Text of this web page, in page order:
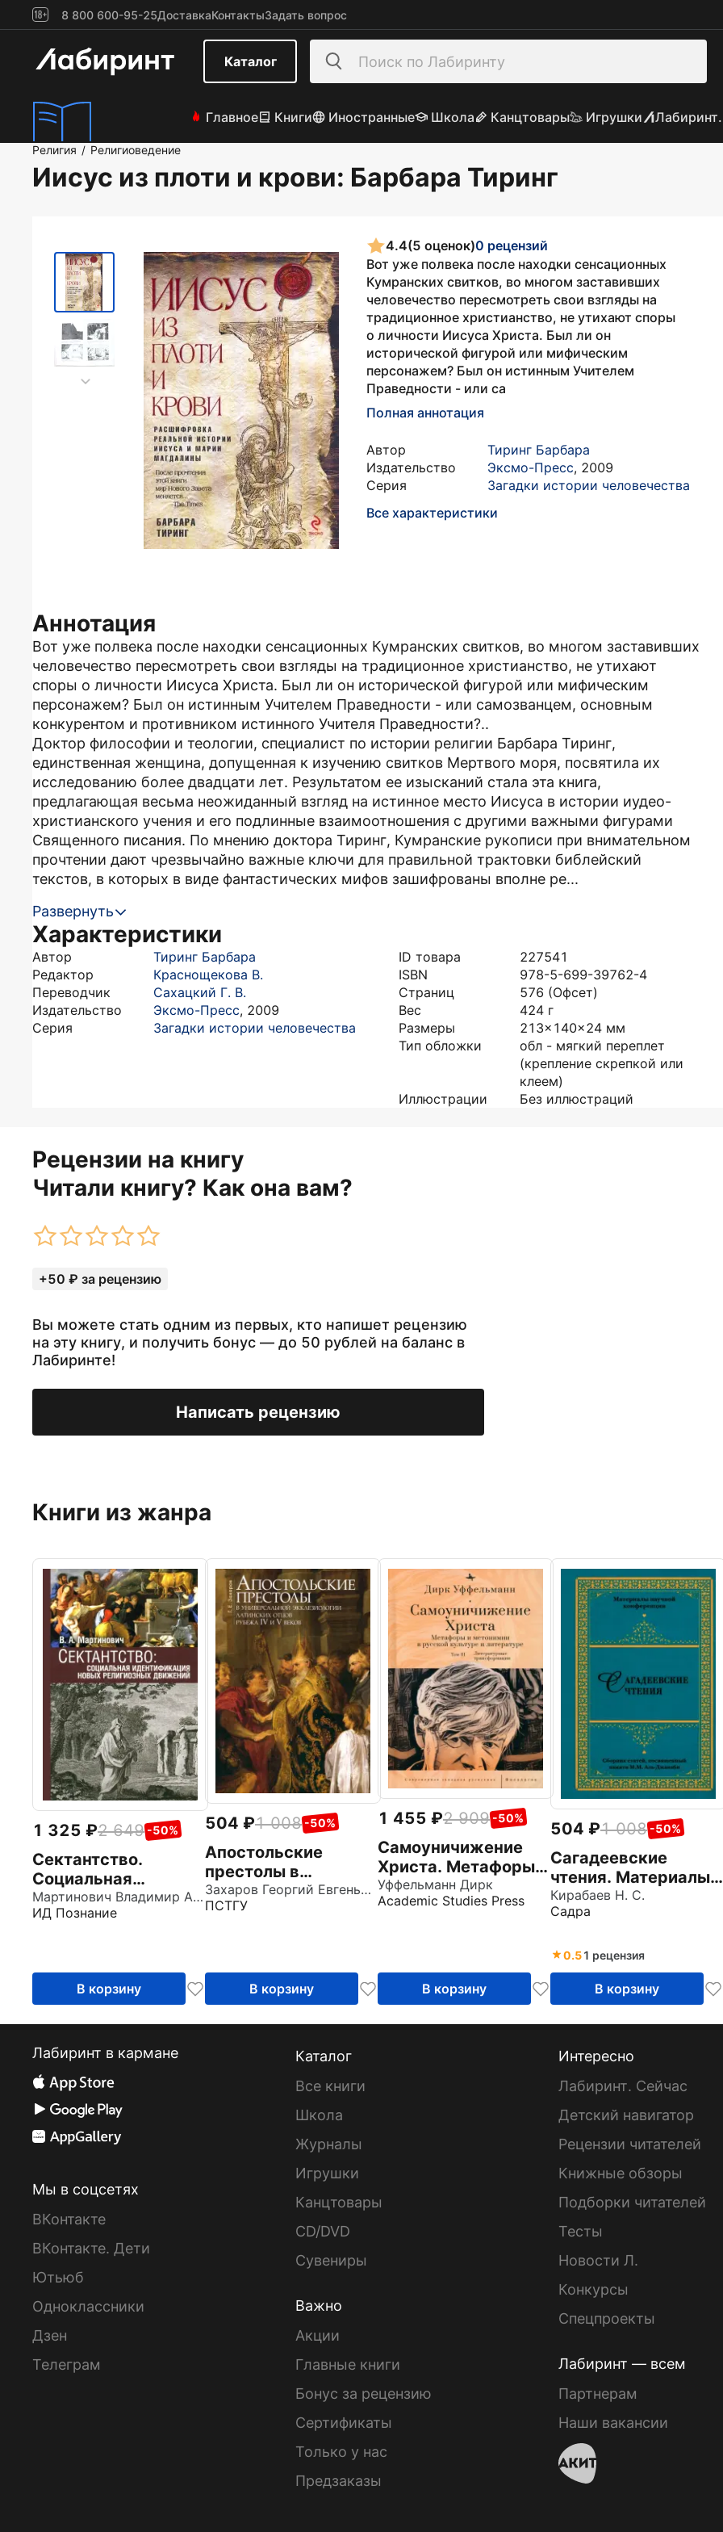
8 800 600-95-25ДоставкаКонтактыЗадать вопрос
Каталог
Главное Книги Иностранные Школа Канцтовары Игрушки
Религия / Религиоведение
Иисус из плоти и крови: Барбара Тиринг
4.4(5 оценок)0 рецензий
Вот уже полвека после находки сенсационных
Кумранских свитков, во многом заставивших
человечество пересмотреть свои взгляды на
традиционное христианство, не утихают споры
о личности Иисуса Христа. Был ли он
исторической фигурой или мифическим
персонажем? Был он истинным Учителем
Праведности - или са
Полная аннотация
Автор
Тиринг Барбара
Издательство
Эксмо-Пресс, 2009
Серия
Загадки истории человечества
Все характеристики
Аннотация
Вот уже полвека после находки сенсационных Кумранских свитков, во многом заставивших
человечество пересмотреть свои взгляды на традиционное христианство, не утихают
споры о личности Иисуса Христа. Был ли он исторической фигурой или мифическим
персонажем? Был он истинным Учителем Праведности - или самозванцем, основным
конкурентом и противником истинного Учителя Праведности?..
Доктор философии и теологии, специалист по истории религии Барбара Тиринг,
единственная женщина, допущенная к изучению свитков Мертвого моря, посвятила их
исследованию более двадцати лет. Результатом ее изысканий стала эта книга,
предлагающая весьма неожиданный взгляд на истинное место Иисуса в истории иудео-
христианского учения и его подлинные взаимоотношения с другими важными фигурами
Священного писания. По мнению доктора Тиринг, Кумранские рукописи при внимательном
прочтении дают чрезвычайно важные ключи для правильной трактовки библейский
текстов, в которых в виде фантастических мифов зашифрованы вполне ре...
Развернуть
Характеристики
Автор
Тиринг Барбара
Редактор
Краснощекова В.
Переводчик
Сахацкий Г. В.
Издательство
Эксмо-Пресс, 2009
Серия
Загадки истории человечества
ID товара
227541
ISBN
978-5-699-39762-4
Страниц
576 (Офсет)
Вес
424 г
Размеры
213x140x24 мм
Тип обложки
обл - мягкий переплет
(крепление скрепкой или
клеем)
Иллюстрации
Без иллюстраций
Рецензии на книгу
Читали книгу? Как она вам?
+50 ₽ за рецензию
Вы можете стать одним из первых, кто напишет рецензию
на эту книгу, и получить бонус — до 50 рублей на баланс в
Лабиринте!
Написать рецензию
Книги из жанра
1 325 2 649 -50%
Сектантство.
Социальная
идентификация
новых религиозных
Мартинович Владимир Александрович
ИД Познание
В корзину
504 1 008 -50%
Апостольские
престолы в
универсальной
экклезиологии
Захаров Георгий Евгеньевич
ПСТГУ
В корзину
1 455 2 909 -50%
Самоуничижение
Христа. Метафоры и
метонимии в
русской культуре и
Уффельманн Дирк
Academic Studies Press
В корзину
504 1 008 -50%
Сагадеевские
чтения. Материалы
научной
конференции.
Кирабаев Н. С.
Садра
0.51 рецензия
В корзину
Лабиринт в кармане
Мы в соцсетях
ВКонтакте
ВКонтакте. Дети
Ютьюб
Одноклассники
Дзен
Телеграм
Каталог
Все книги
Школа
Журналы
Игрушки
Канцтовары
CD/DVD
Сувениры
Важно
Акции
Главные книги
Бонус за рецензию
Сертификаты
Только у нас
Предзаказы
Интересно
Лабиринт. Сейчас
Детский навигатор
Рецензии читателей
Книжные обзоры
Подборки читателей
Тесты
Новости Л.
Конкурсы
Спецпроекты
Лабиринт — всем
Партнерам
Наши вакансии